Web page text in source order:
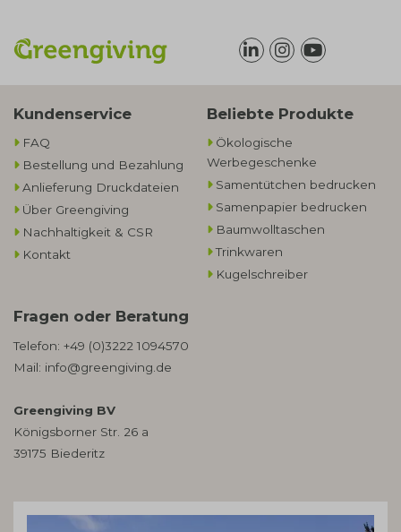
Kundenservice
FAQ
Bestellung und Bezahlung
Anlieferung Druckdateien
Über Greengiving
Nachhaltigkeit & CSR
Kontakt
Beliebte Produkte
Ökologische
Werbegeschenke​
Samentütchen bedrucken
Samenpapier bedrucken
Baumwolltaschen​
Trinkwaren
Kugelschreiber
Fragen oder Beratung
Telefon: +49 (0)3222 1094570
Mail: info@greengiving.de
Greengiving BV
Königsborner Str. 26 a
39175 Biederitz